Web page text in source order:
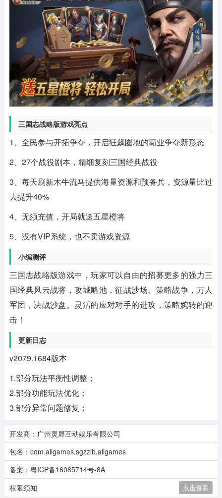
三国志战略版游戏亮点
1、全民参与开拓争夺，开启狂飙圈地的霸业争夺新形态
2、27个战役剧本，精细复刻三国经典战役
3、每天刷新木牛流马提供海量资源和预备兵，资源量比过
去提升40%
4、无须充值，开局就送五星橙将
5、没有VIP系统，也不卖游戏资源
小编测评
三国志战略版游戏中，玩家可以自由的招募更多的强力三
国经典风云战将，攻城略池，征战沙场。策略战争，万人
军团，决战沙盘。灵活的应对对手的进攻，策略婉转的迎
击！
更新日志
v2079.1684版本
1.部分玩法平衡性调整；
2.部分功能玩法优化；
3.部分异常问题修复；
开发商：广州灵犀互动娱乐有限公司
包名：com.aligames.sgzzlb.aligames
备案：粤ICP备16085714号-8A
权限须知
点击查看